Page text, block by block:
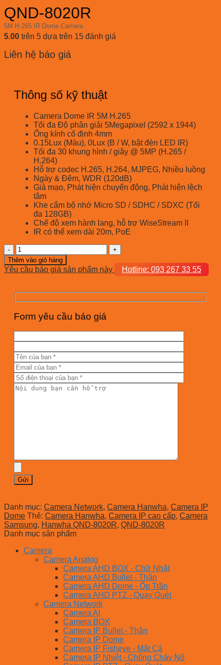
QND-8020R
5M H.265 IR Dome Camera
5.00 trên 5 dựa trên 15 đánh giá
Liên hệ báo giá
Thông số kỹ thuật
Camera Dome IR 5M H.265
Tối đa Độ phân giải 5Megapixel (2592 x 1944)
Ống kính cố định 4mm
0.15Lux (Màu), 0Lux (B / W, bật đèn LED IR)
Tối đa 30 khung hình / giây @ 5MP (H.265 /
H.264)
Hỗ trợ codec H.265, H.264, MJPEG, Nhiều luồng
Ngày & Đêm, WDR (120dB)
Giả mạo, Phát hiện chuyển động, Phát hiện lệch
tâm
Khe cắm bộ nhớ Micro SD / SDHC / SDXC (Tối
đa 128GB)
Chế độ xem hành lang, hỗ trợ WiseStream II
IR có thể xem dài 20m, PoE
QND-
8020R
số
lượng
Thêm vào giỏ hàng
Yêu cầu báo giá sản phẩm này Hotline: 093 267 33 55
Form yêu cầu báo giá
Danh mục: Camera Network, Camera Hanwha, Camera IP
Dome Thẻ: Camera Hanwha, Camera IP cao cấp, Camera
Samsung, Hanwha QND-8020R, QND-8020R
Danh mục sản phẩm
Camera
Camera Analog
Camera AHD BOX - Chữ Nhật
Camera AHD Bullet - Thân
Camera AHD Dome - Ốp Trần
Camera AHD PTZ - Quay Quét
Camera Network
Camera AI
Camera BOX
Camera IP Bullet - Thân
Camera IP Dome
Camera IP Fisheye - Mắt Cá
Camera IP Nhiệt - Chống Cháy Nổ